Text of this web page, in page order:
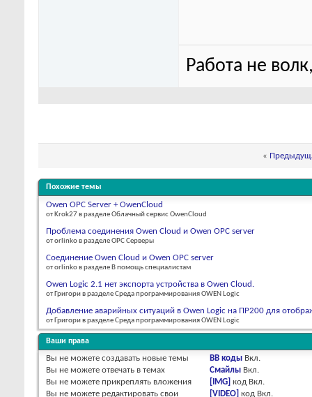
Работа не
«
Похожие темы
Owen OPC Server + OwenCloud
от Krok27 в разделе Облачный сервис OwenCloud
Проблема соединения Owen Cloud и Owen OPC server
от orlinko в разделе OPC Серверы
Соединение Owen Cloud и Owen OPC server
от orlinko в разделе В помощь специалистам
Owen Logic 2.1 нет экспорта устройства в Owen Cloud.
от Григори в разделе Среда программирования OWEN Logic
Добавление аварийных ситуаций в Owen Logic на ПР200 для
от Григори в разделе Среда программирования OWEN Logic
Ваши права
Вы не можете создавать новые темы
Вы не можете отвечать в темах
Вы не можете прикреплять вложения
Вы не можете редактировать свои
BB коды Вкл.
Смайлы Вкл.
[IMG] код Вкл.
[VIDEO] код Вкл.